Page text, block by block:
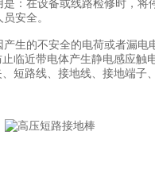
：在设备或线路检修时，
安全。
生的不安全的电荷或者漏电
临近带电体产生静电感应触
短路线、接地线、接地端子